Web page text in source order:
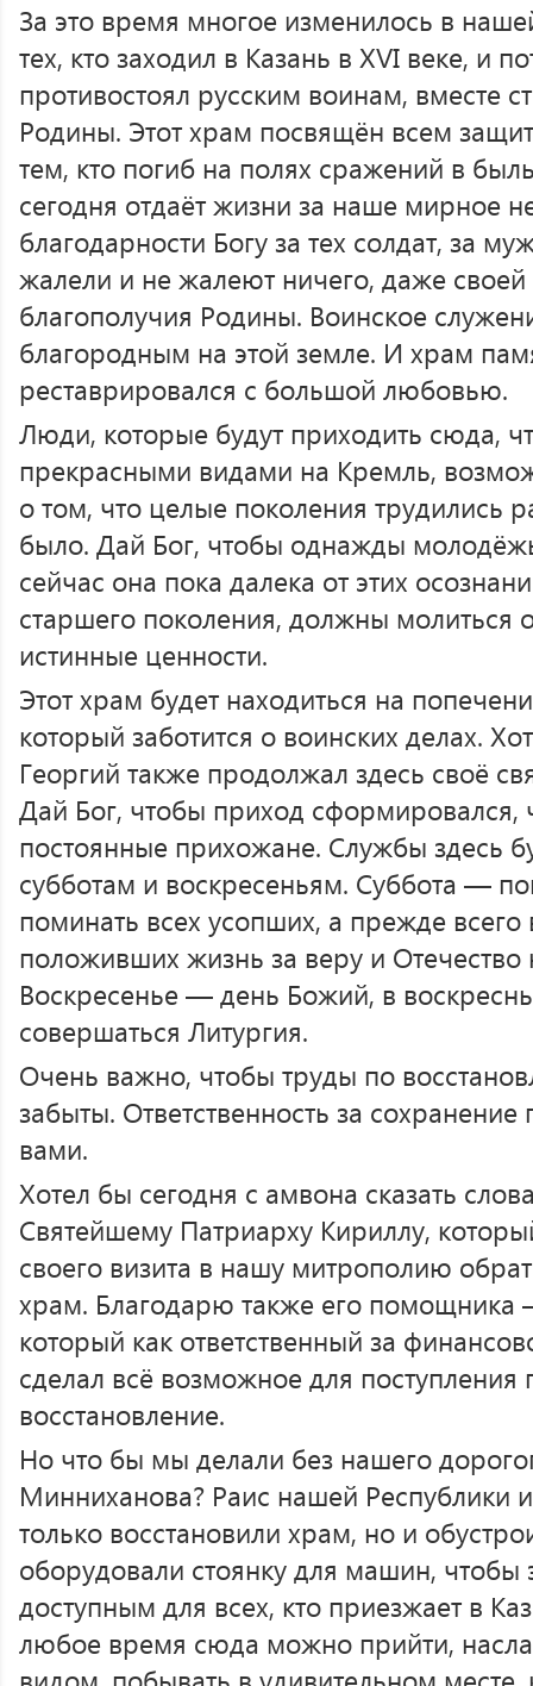
За это время многое изменилось в
тех, кто заходил в Казань в XVI веке, и
противостоял русским воинам, вместе
Родины. Этот храм посвящён всем
тем, кто погиб на полях сражений в
сегодня отдаёт жизни за наше мирное
благодарности Богу за тех солдат, за
жалели и не жалеют ничего, даже
благополучия Родины. Воинское
благородным на этой земле. И храм
реставрировался с большой любовью.
Люди, которые будут приходить сюда,
прекрасными видами на Кремль,
о том, что целые поколения трудились
было. Дай Бог, чтобы однажды
сейчас она пока далека от этих
старшего поколения, должны молиться
истинные ценности.
Этот храм будет находиться на
который заботится о воинских делах.
Георгий также продолжал здесь своё
Дай Бог, чтобы приход сформировался,
постоянные прихожане. Службы здесь
субботам и воскресеньям. Суббота —
поминать всех усопших, а прежде
положивших жизнь за веру и Отечество
Воскресенье — день Божий, в
совершаться Литургия.
Очень важно, чтобы труды по
забыты. Ответственность за
вами.
Хотел бы сегодня с амвона сказать
Святейшему Патриарху Кириллу,
своего визита в нашу митрополию
храм. Благодарю также его
который как ответственный за
сделал всё возможное для поступления
восстановление.
Но что бы мы делали без нашего
Минниханова? Раис нашей Республики
только восстановили храм, но и
оборудовали стоянку для машин, чтобы
доступным для всех, кто приезжает в
любое время сюда можно прийти,